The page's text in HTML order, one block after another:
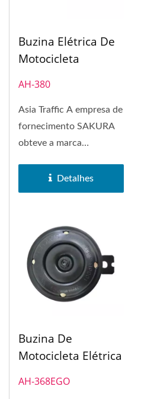
Buzina Elétrica De
Motocicleta
AH-380
Asia Traffic A empresa de
fornecimento SAKURA
obteve a marca
SAKURA em 1972....
Detalhes
Buzina De
Motocicleta Elétrica
AH-368EGO